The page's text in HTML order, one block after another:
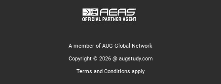
A member of AUG Global Network
Copyright © 2026 @ augstudy.com
Terms and Conditions apply